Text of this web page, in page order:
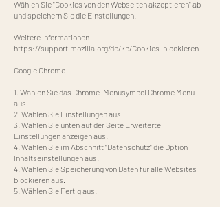
Wählen Sie "Cookies von den Webseiten akzeptieren" ab
und speichern Sie die Einstellungen.
Weitere Informationen
https://support.mozilla.org/de/kb/Cookies-blockieren
Google Chrome
1. Wählen Sie das Chrome-Menüsymbol Chrome Menu
aus.
2. Wählen Sie Einstellungen aus.
3. Wählen Sie unten auf der Seite Erweiterte
Einstellungen anzeigen aus.
4. Wählen Sie im Abschnitt "Datenschutz" die Option
Inhaltseinstellungen aus.
4. Wählen Sie Speicherung von Daten für alle Websites
blockieren aus.
5. Wählen Sie Fertig aus.